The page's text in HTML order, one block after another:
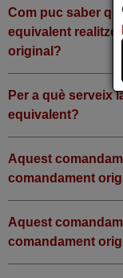
Com puc saber
equivalent
original?
Per a què serveix
equivalent?
Aquest
comandament
Aquest
comandament